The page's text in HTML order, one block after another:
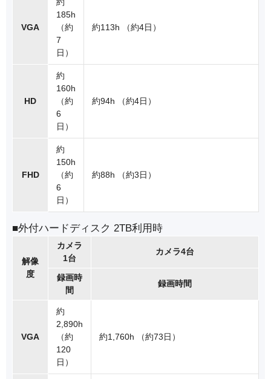
VGA
185h
（約
7
日）
約113h （約4日）
HD
約
160h
（約
6
日）
約94h （約4日）
FHD
約
150h
（約
6
日）
約88h （約3日）
■外付ハードディスク 2TB利用時
解像
度
カメラ
1台
カメラ4台
録画時
間
録画時間
VGA
約
2,890h
（約
120
日）
約1,760h （約73日）